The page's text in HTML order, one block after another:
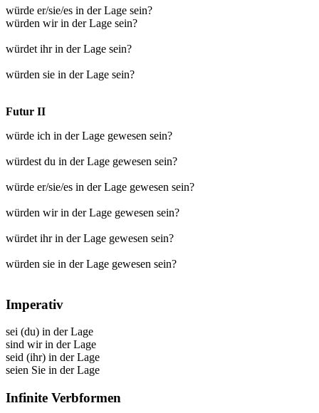
würde er/sie/es in der Lage sein?
würden wir in der Lage sein?
würdet ihr in der Lage sein?
würden sie in der Lage sein?
Futur II
würde ich in der Lage gewesen sein?
würdest du in der Lage gewesen sein?
würde er/sie/es in der Lage gewesen sein?
würden wir in der Lage gewesen sein?
würdet ihr in der Lage gewesen sein?
würden sie in der Lage gewesen sein?
Imperativ
sei (du) in der Lage
sind wir in der Lage
seid (ihr) in der Lage
seien Sie in der Lage
Infinite Verbformen